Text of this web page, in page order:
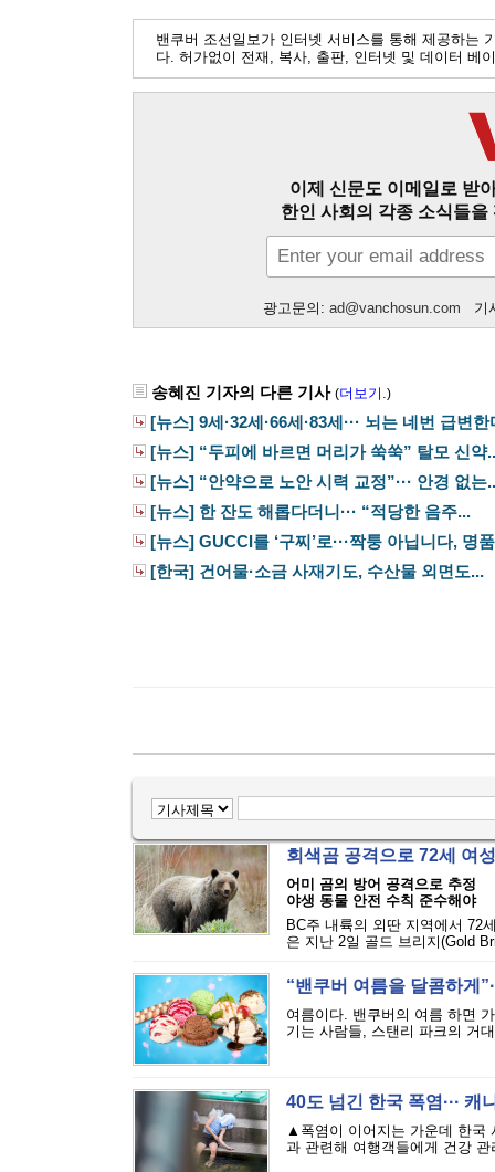
밴쿠버 조선일보가 인터넷 서비스를 통해 제공하는
다. 허가없이 전재, 복사, 출판, 인터넷 및 데이터 베
이제 신문도 이메일로 받
한인 사회의 각종 소식들
광고문의: ad@vanchosun.com 기
송혜진 기자의 다른 기사 (더보기.)
[뉴스] 9세·32세·66세·83세··· 뇌는 네번 급변한
[뉴스] “두피에 바르면 머리가 쑥쑥” 탈모 신약
[뉴스] “안약으로 노안 시력 교정”··· 안경 없는
[뉴스] 한 잔도 해롭다더니··· “적당한 음주...
[뉴스] GUCCI를 ‘구찌’로···짝퉁 아닙니다, 명
[한국] 건어물·소금 사재기도, 수산물 외면도...
회색곰 공격으로 72세 여
어미 곰의 방어 공격으로 추정
야생 동물 안전 수칙 준수해야
BC주 내륙의 외딴 지역에서 72
은 지난 2일 골드 브리지(Gold
“밴쿠버 여름을 달콤하게
여름이다. 밴쿠버의 여름 하면
기는 사람들, 스탠리 파크의 거
40도 넘긴 한국 폭염···
▲폭염이 이어지는 가운데 한국
과 관련해 여행객들에게 건강